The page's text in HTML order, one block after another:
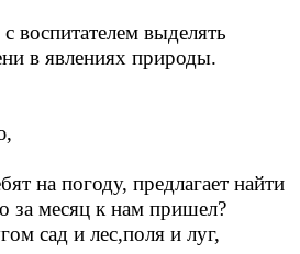
воспитателем выделять
в явлениях природы.
на погоду, предлагает найти
за месяц к нам пришел?
сад и лес,поля и луг,